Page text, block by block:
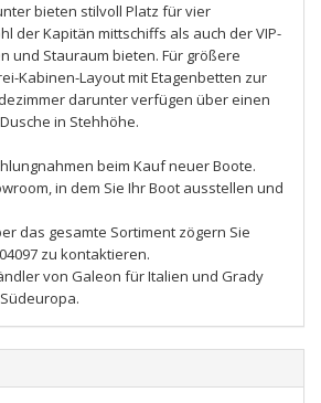
bieten stilvoll Platz für vier
der Kapitän mittschiffs als auch der VIP-
und Stauraum bieten. Für größere
Kabinen-Layout mit Etagenbetten zur
darunter verfügen über einen
in Stehhöhe.
beim Kauf neuer Boote.
in dem Sie Ihr Boot ausstellen und
das gesamte Sortiment zögern Sie
zu kontaktieren.
von Galeon für Italien und Grady